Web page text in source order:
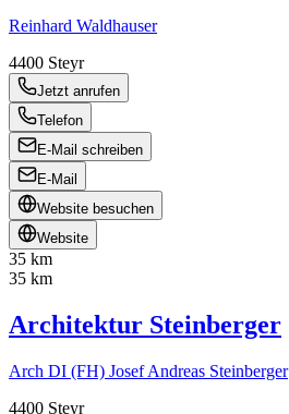
Reinhard Waldhauser
4400 Steyr
Jetzt anrufen
Telefon
E-Mail schreiben
E-Mail
Website besuchen
Website
35 km
35 km
Architektur Steinberger
Arch DI (FH) Josef Andreas Steinberger
4400 Steyr